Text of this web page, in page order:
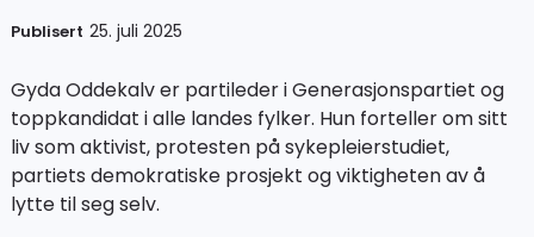
Publisert 25. juli 2025
Gyda Oddekalv er partileder i Generasjonspartiet og
toppkandidat i alle landes fylker. Hun forteller om sitt
liv som aktivist, protesten på sykepleierstudiet,
partiets demokratiske prosjekt og viktigheten av å
lytte til seg selv.